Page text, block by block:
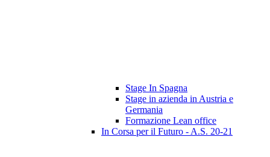
Stage In Spagna
Stage in azienda in Austria e
Germania
Formazione Lean office
In Corsa per il Futuro - A.S. 20-21